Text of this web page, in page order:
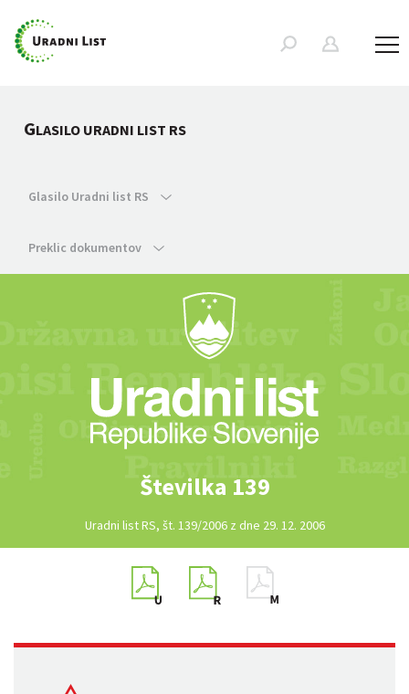
GLASILO URADNI LIST RS
Glasilo Uradni list RS
Preklic dokumentov
Številka 139
Uradni list RS, št. 139/2006 z dne 29. 12. 2006